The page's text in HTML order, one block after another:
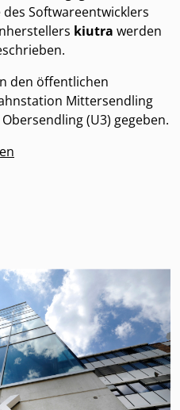
Softwareentwicklers
kiutra werden
den öffentlichen
Mittersendling
(U3) gegeben.